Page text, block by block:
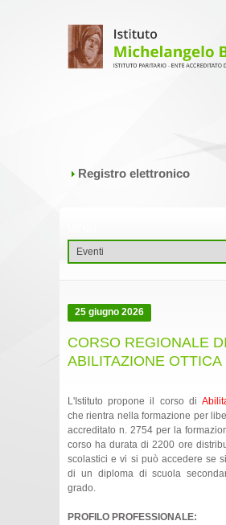
Registro elettronico
25 giugno 2026
CORSO REGIONALE DI
ABILITAZIONE OTTICA
L'Istituto propone il corso di
che rientra nella formazione per
accreditato n. 2754 per la
corso ha durata di 2200 ore
scolastici e vi si può accedere se
di un diploma di scuola
grado.
PROFILO PROFESSIONALE: